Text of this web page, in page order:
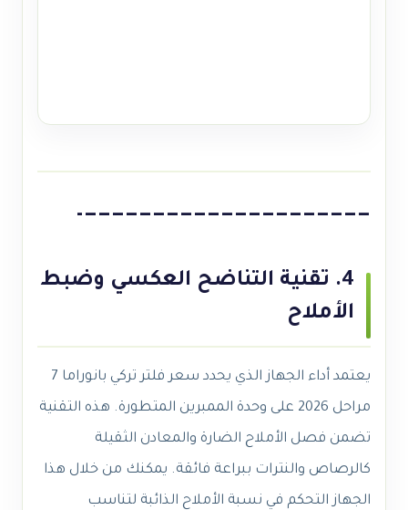
—————————————————————–
4. تقنية التناضح العكسي وضبط
الأملاح
يعتمد أداء الجهاز الذي يحدد سعر فلتر تركي بانوراما 7
مراحل 2026 على وحدة الممبرين المتطورة. هذه التقنية
تضمن فصل الأملاح الضارة والمعادن الثقيلة
كالرصاص والنترات ببراعة فائقة. يمكنك من خلال هذا
الجهاز التحكم في نسبة الأملاح الذائبة لتناسب